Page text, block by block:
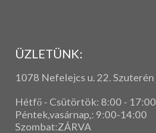
ÜZLETÜNK:
1078 Nefelejcs u. 22. Szuterén
Hétfő - Csütörtök: 8:00 - 17:00
Péntek,vasárnap, : 9:00-14:00
Szombat:ZÁRVA